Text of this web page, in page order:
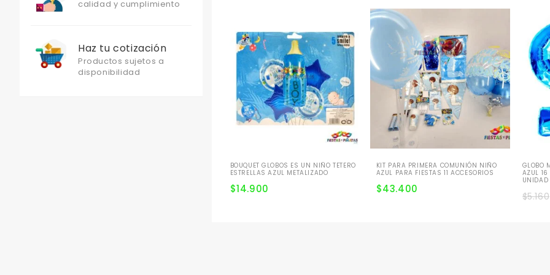
BOUQUET GLOBOS ES UN NIÑO TETERO
ESTRELLAS AZUL METALIZADO
$14.900
KIT PARA PRIMERA COMUNIÓN NIÑO
AZUL PARA FIESTAS 11 ACCESORIOS
$43.400
GLOBO
AZUL
UNIDAD
$5.160
calidad y cumplimiento
Haz tu cotización
Productos sujetos a
disponibilidad